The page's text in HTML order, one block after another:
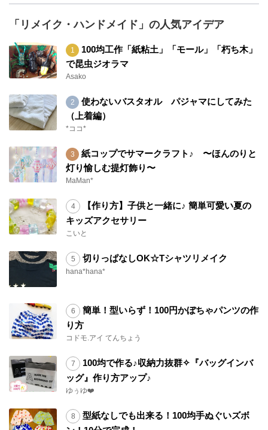
「リメイク・ハンドメイド」の人気アイデア
100均工作「紙粘土」「モール」「朽ち木」
で昆虫ジオラマ
Asako
使わないバスタオル パジャマにしてみた
（上着編）
*ココ*
紙コップでサマークラフト♪ 〜ほんのりと
灯り愉しむ提灯飾り〜
MaMan*
【作り方】子供と一緒に♪ 簡単可愛い夏の
キッズアクセサリー
こいと
切りっぱなしOK☆Tシャツリメイク
hana*hana*
簡単！型いらず！100円かぼちゃパンツの作
り方
コドモ.アイ てんちょう
100均で作る♪収納力抜群✧『バッグインバ
ッグ』作り方アップ♪
ゆぅゆ❤️
型紙なしでも出来る！100均手ぬぐいズボ